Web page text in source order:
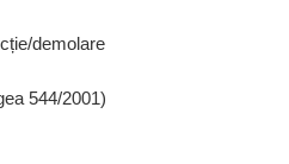
demolare
544/2001)